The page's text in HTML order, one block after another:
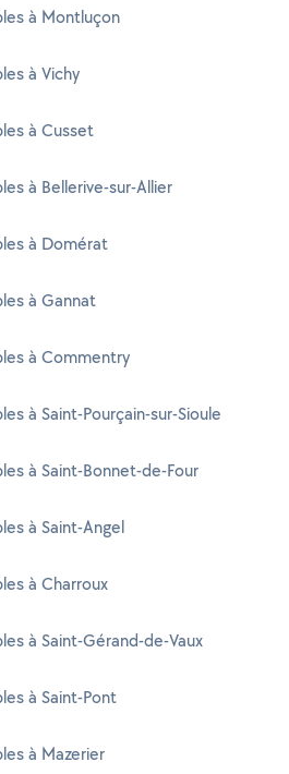
à Montluçon
à Vichy
à Cusset
à Bellerive-sur-Allier
à Domérat
à Gannat
à Commentry
à Saint-Pourçain-sur-Sioule
à Saint-Bonnet-de-Four
à Saint-Angel
à Charroux
à Saint-Gérand-de-Vaux
à Saint-Pont
à Mazerier